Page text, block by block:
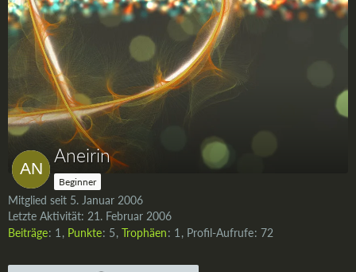
Aneirin
Beginner
Mitglied seit 5. Januar 2006
Letzte Aktivität: 21. Februar 2006
Beiträge 1 Punkte 5 Trophäen 1 Profil-Aufrufe 72